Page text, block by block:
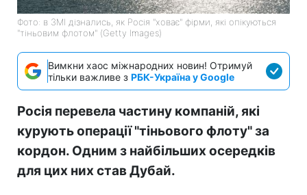
Фото: в ЗМІ дізнались, як Росія "ховає" фірми, які опікуються
"тіньовим флотом" (Getty Images)
Вимкни хаос міжнародних новин! Отримуй
тільки важливе з РБК-Україна у Google
Росія перевела частину компаній, які
курують операції "тіньового флоту" за
кордон. Одним з найбільших осередків
для цих них став Дубай.